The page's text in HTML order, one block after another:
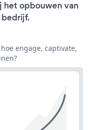
opbouwen van
bedrijf.
engage, captivate,